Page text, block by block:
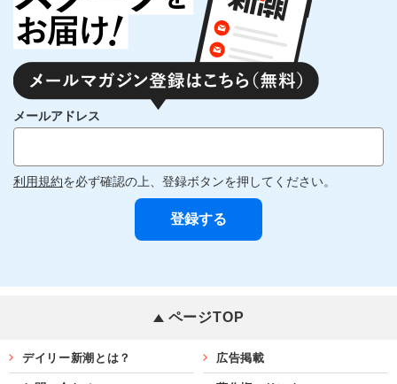
メールアドレス
利用規約を必ず確認の上、登録ボタンを押してください。
ページTOP
デイリー新潮とは？ 広告掲載